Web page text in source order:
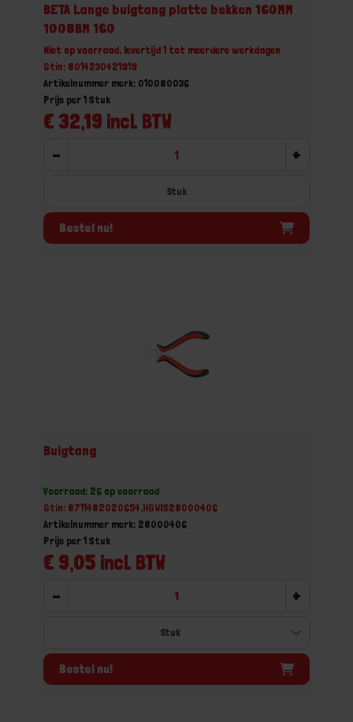
BETA Lange buigtang platte bekken 160MM
1008BM 160
Niet op voorraad, levertijd 1 tot meerdere werkdagen
Gtin: 8014230421919
Artikelnummer merk: 010080036
€ 32,19 incl. BTW
Prijs per 1 Stuk
- +
Stuk
Bestel nu!
Buigtang
Voorraad: 26 op voorraad
Gtin: 8711482020654,HGWIS28000406
Artikelnummer merk: 28000406
€ 9,05 incl. BTW
Prijs per 1 Stuk
- +
Bestel nu!